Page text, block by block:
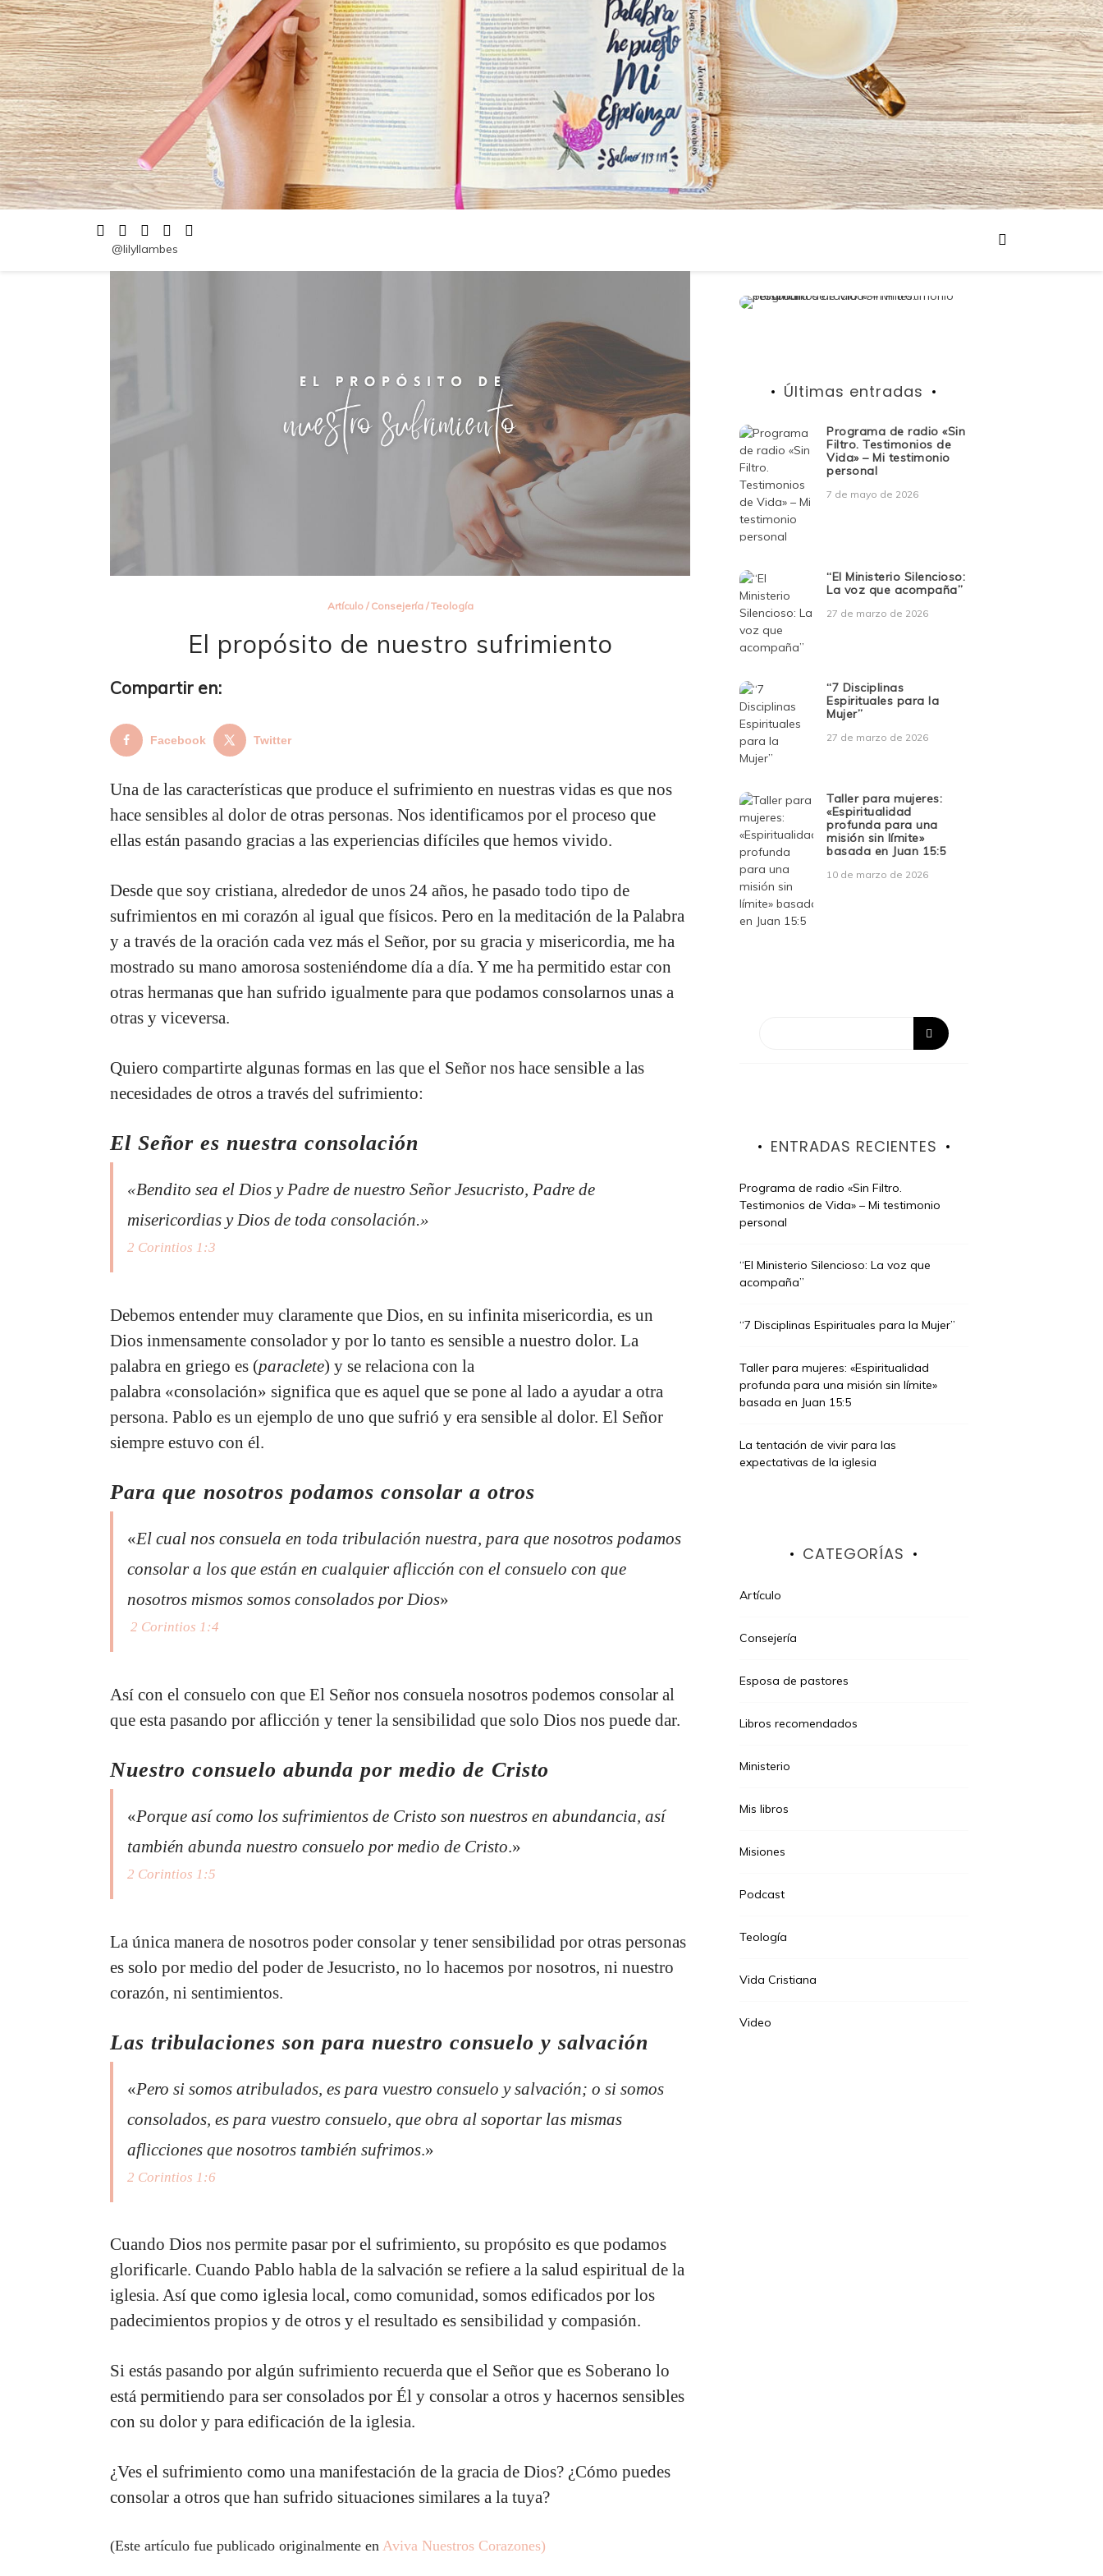
@lilyllambes
Artículo/ Consejería/Teología
El propósito de nuestro sufrimiento
Compartir en:
Facebook Twitter
Una de las características que produce el sufrimiento en nuestras vidas es que nos
hace sensibles al dolor de otras personas. Nos identificamos por el proceso que
ellas están pasando gracias a las experiencias difíciles que hemos vivido.
Desde que soy cristiana, alrededor de unos 24 años, he pasado todo tipo de
sufrimientos en mi corazón al igual que físicos. Pero en la meditación de la Palabra
y a través de la oración cada vez más el Señor, por su gracia y misericordia, me ha
mostrado su mano amorosa sosteniéndome día a día. Y me ha permitido estar con
otras hermanas que han sufrido igualmente para que podamos consolarnos unas a
otras y viceversa.
Quiero compartirte algunas formas en las que el Señor nos hace sensible a las
necesidades de otros a través del sufrimiento:
El Señor es nuestra consolación
«Bendito sea el Dios y Padre de nuestro Señor Jesucristo, Padre de
misericordias y Dios de toda consolación.»
2 Corintios 1:3
Debemos entender muy claramente que Dios, en su infinita misericordia, es un
Dios inmensamente consolador y por lo tanto es sensible a nuestro dolor. La
palabra en griego es (paraclete) y se relaciona con la
palabra «consolación» significa que es aquel que se pone al lado a ayudar a otra
persona. Pablo es un ejemplo de uno que sufrió y era sensible al dolor. El Señor
siempre estuvo con él.
Para que nosotros podamos consolar a otros
«El cual nos consuela en toda tribulación nuestra, para que nosotros podamos
consolar a los que están en cualquier aflicción con el consuelo con que
nosotros mismos somos consolados por Dios»
2 Corintios 1:4
Así con el consuelo con que El Señor nos consuela nosotros podemos consolar al
que esta pasando por aflicción y tener la sensibilidad que solo Dios nos puede dar.
Nuestro consuelo abunda por medio de Cristo
«Porque así como los sufrimientos de Cristo son nuestros en abundancia, así
también abunda nuestro consuelo por medio de Cristo.»
2 Corintios 1:5
La única manera de nosotros poder consolar y tener sensibilidad por otras personas
es solo por medio del poder de Jesucristo, no lo hacemos por nosotros, ni nuestro
corazón, ni sentimientos.
Las tribulaciones son para nuestro consuelo y salvación
«Pero si somos atribulados, es para vuestro consuelo y salvación; o si somos
consolados, es para vuestro consuelo, que obra al soportar las mismas
aflicciones que nosotros también sufrimos.»
2 Corintios 1:6
Cuando Dios nos permite pasar por el sufrimiento, su propósito es que podamos
glorificarle. Cuando Pablo habla de la salvación se refiere a la salud espiritual de la
iglesia. Así que como iglesia local, como comunidad, somos edificados por los
padecimientos propios y de otros y el resultado es sensibilidad y compasión.
Si estás pasando por algún sufrimiento recuerda que el Señor que es Soberano lo
está permitiendo para ser consolados por Él y consolar a otros y hacernos sensibles
con su dolor y para edificación de la iglesia.
¿Ves el sufrimiento como una manifestación de la gracia de Dios? ¿Cómo puedes
consolar a otros que han sufrido situaciones similares a la tuya?
(Este artículo fue publicado originalmente enAviva Nuestros Corazones)
Últimas entradas
Programa de radio «Sin
Filtro. Testimonios de
Vida» – Mi testimonio
personal
7 de mayo de 2026
“El Ministerio Silencioso:
La voz que acompaña”
27 de marzo de 2026
“7 Disciplinas
Espirituales para la
Mujer”
27 de marzo de 2026
Taller para mujeres:
«Espiritualidad
profunda para una
misión sin límite»
basada en Juan 15:5
10 de marzo de 2026
ENTRADAS RECIENTES
Programa de radio «Sin Filtro.
Testimonios de Vida» – Mi testimonio
personal
“El Ministerio Silencioso: La voz que
acompaña”
“7 Disciplinas Espirituales para la Mujer”
Taller para mujeres: «Espiritualidad
profunda para una misión sin límite»
basada en Juan 15:5
La tentación de vivir para las
expectativas de la iglesia
CATEGORÍAS
Artículo
Consejería
Esposa de pastores
Libros recomendados
Ministerio
Mis libros
Misiones
Podcast
Teología
Vida Cristiana
Video